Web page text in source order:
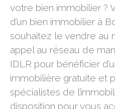
votre bien immobilier ?
d’un bien immobilier à
souhaitez le vendre au
appel au réseau de
IDLR pour bénéficier
immobilière gratuite et
spécialistes de
disposition pour vous